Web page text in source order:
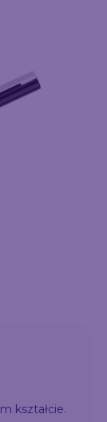
kształcie.